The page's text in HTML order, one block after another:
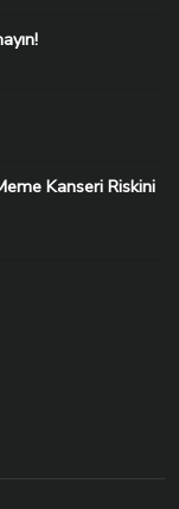
Kanseri Riskini